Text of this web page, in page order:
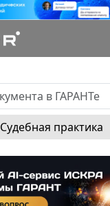
Судебная практика